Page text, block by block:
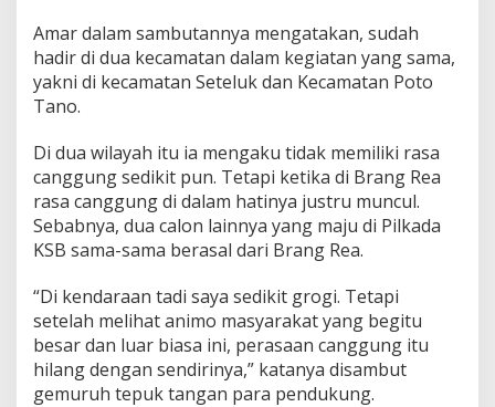
u
n
g
S
b
u
t
H
a
j
A
m
a
r
Amar dalam sambutannya mengatakan, sudah
hadir di dua kecamatan dalam kegiatan yang sama,
yakni di kecamatan Seteluk dan Kecamatan Poto
Tano.
Di dua wilayah itu ia mengaku tidak memiliki rasa
canggung sedikit pun. Tetapi ketika di Brang Rea
rasa canggung di dalam hatinya justru muncul.
Sebabnya, dua calon lainnya yang maju di Pilkada
KSB sama-sama berasal dari Brang Rea.
“Di kendaraan tadi saya sedikit grogi. Tetapi
setelah melihat animo masyarakat yang begitu
besar dan luar biasa ini, perasaan canggung itu
hilang dengan sendirinya,” katanya disambut
gemuruh tepuk tangan para pendukung.